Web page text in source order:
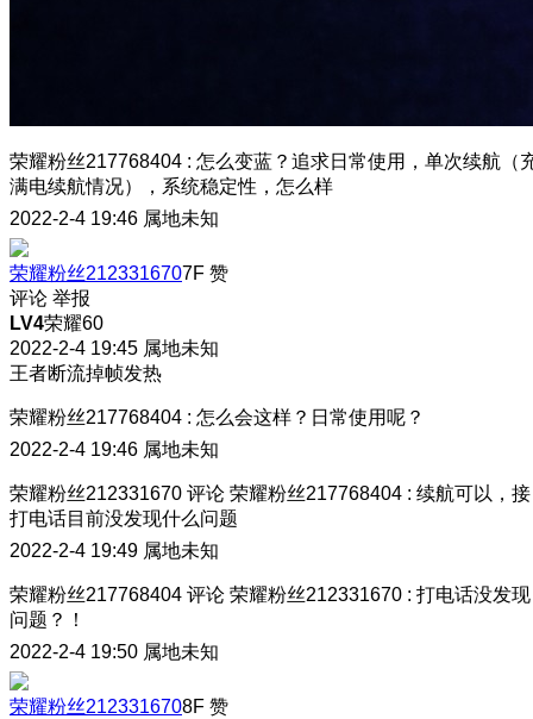
荣耀粉丝217768404 : 怎么变蓝？追求日常使用，单次续航（
满电续航情况），系统稳定性，怎么样
2022-2-4 19:46 属地未知
荣耀粉丝2123316707F 赞
评论 举报
LV4荣耀60
2022-2-4 19:45 属地未知
王者断流掉帧发热
荣耀粉丝217768404 : 怎么会这样？日常使用呢？
2022-2-4 19:46 属地未知
荣耀粉丝212331670 评论 荣耀粉丝217768404 : 续航可以，接
打电话目前没发现什么问题
2022-2-4 19:49 属地未知
荣耀粉丝217768404 评论 荣耀粉丝212331670 : 打电话没发现
问题？！
2022-2-4 19:50 属地未知
荣耀粉丝2123316708F 赞